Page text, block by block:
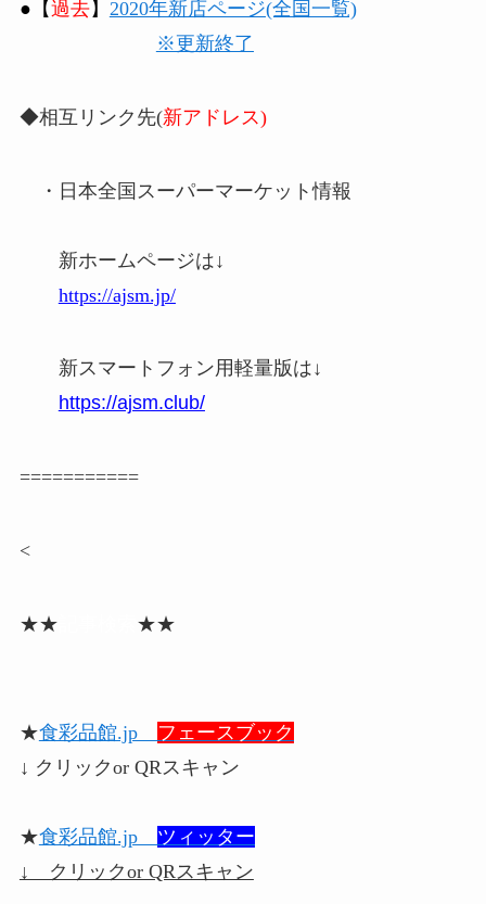
●【過去】 2020年新店ページ(全国一覧)
※更新終了
◆相互リンク先(新アドレス)
・日本全国スーパーマーケット情報
新ホームページは↓
https://ajsm.jp/
新スマートフォン用軽量版は↓
https://ajsm.club/
===========
<
★★ ★★
★食彩品館.jp
フェースブック
↓ クリックor QRスキャン
★食彩品館.jp ツィッター
↓ クリックor QRスキャン